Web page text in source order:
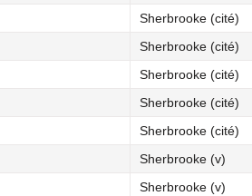
Sherbrooke (cité)
Sherbrooke (cité)
Sherbrooke (cité)
Sherbrooke (cité)
Sherbrooke (cité)
Sherbrooke (v)
Sherbrooke (v)